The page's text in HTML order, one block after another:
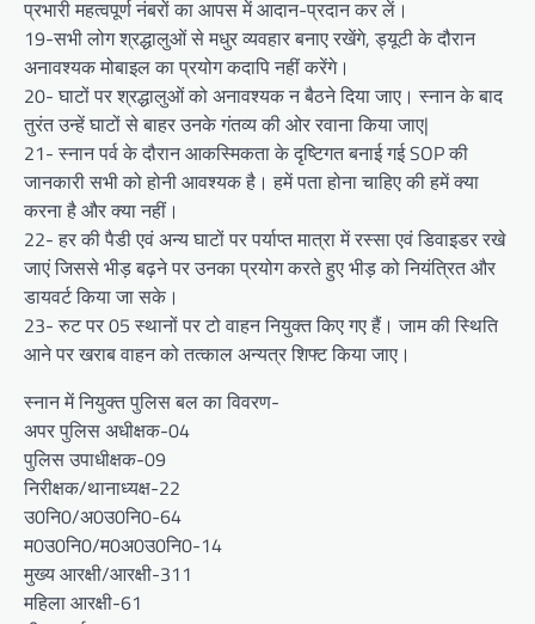
प्रभारी महत्वपूर्ण नंबरों का आपस में आदान-प्रदान कर लें।
19-सभी लोग श्रद्धालुओं से मधुर व्यवहार बनाए रखेंगे, ड्यूटी के दौरान
अनावश्यक मोबाइल का प्रयोग कदापि नहीं करेंगे।
20- घाटों पर श्रद्धालुओं को अनावश्यक न बैठने दिया जाए। स्नान के बाद
तुरंत उन्हें घाटों से बाहर उनके गंतव्य की ओर रवाना किया जाए|
21- स्नान पर्व के दौरान आकस्मिकता के दृष्टिगत बनाई गई SOP की
जानकारी सभी को होनी आवश्यक है। हमें पता होना चाहिए की हमें क्या
करना है और क्या नहीं।
22- हर की पैडी एवं अन्य घाटों पर पर्याप्त मात्रा में रस्सा एवं डिवाइडर रखे
जाएं जिससे भीड़ बढ़ने पर उनका प्रयोग करते हुए भीड़ को नियंत्रित और
डायवर्ट किया जा सके।
23- रुट पर 05 स्थानों पर टो वाहन नियुक्त किए गए हैं। जाम की स्थिति
आने पर खराब वाहन को तत्काल अन्यत्र शिफ्ट किया जाए।
स्नान में नियुक्त पुलिस बल का विवरण-
अपर पुलिस अधीक्षक-04
पुलिस उपाधीक्षक-09
निरीक्षक/थानाध्यक्ष-22
उ0नि0/अ0उ0नि0-64
म0उ0नि0/म0अ0उ0नि0-14
मुख्य आरक्षी/आरक्षी-311
महिला आरक्षी-61